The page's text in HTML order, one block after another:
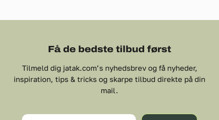
Få de bedste tilbud først
Tilmeld dig jatak.com’s nyhedsbrev og få nyheder,
inspiration, tips & tricks og skarpe tilbud direkte på din
mail.